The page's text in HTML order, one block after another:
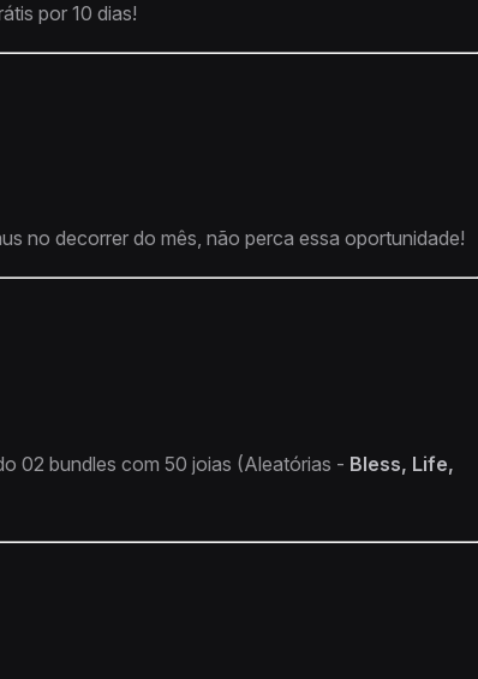
por 10 dias!
no decorrer do mês, não perca essa oportunidade!
02 bundles com 50 joias (Aleatórias - Bless, Life,